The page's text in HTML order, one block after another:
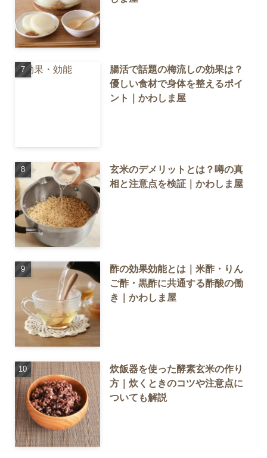
腸活で話題の梅流しの効果は？
優しい食材で身体を整えるポイ
ント｜かわしま屋
玄米のデメリットとは？噂の真
相と注意点を検証｜かわしま屋
酢の効果効能とは｜米酢・りん
ご酢・黒酢に共通する酢酸の働
き｜かわしま屋
炊飯器を使った酵素玄米の作り
方｜炊くときのコツや注意点に
ついても解説